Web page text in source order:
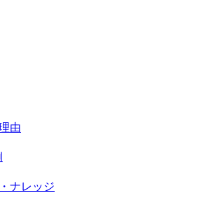
由
ナレッジ